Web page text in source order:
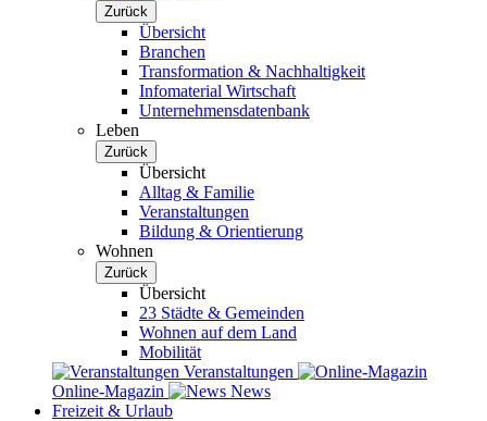
Zurück
Übersicht
Branchen
Transformation & Nachhaltigkeit
Infomaterial Wirtschaft
Unternehmensdatenbank
Leben
Zurück
Übersicht
Alltag & Familie
Veranstaltungen
Bildung & Orientierung
Wohnen
Zurück
Übersicht
23 Städte & Gemeinden
Wohnen auf dem Land
Mobilität
Veranstaltungen
Online-Magazin
News
Freizeit & Urlaub